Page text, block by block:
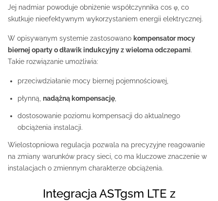
Jej nadmiar powoduje obniżenie współczynnika cos φ, co
skutkuje nieefektywnym wykorzystaniem energii elektrycznej.
W opisywanym systemie zastosowano kompensator mocy
biernej oparty o dławik indukcyjny z wieloma odczepami.
Takie rozwiązanie umożliwia:
przeciwdziałanie mocy biernej pojemnościowej,
płynną, nadążną kompensację
dostosowanie poziomu kompensacji do aktualnego
obciążenia instalacji.
Wielostopniowa regulacja pozwala na precyzyjne reagowanie
na zmiany warunków pracy sieci, co ma kluczowe znaczenie w
instalacjach o zmiennym charakterze obciążenia.
Integracja ASTgsm LTE z